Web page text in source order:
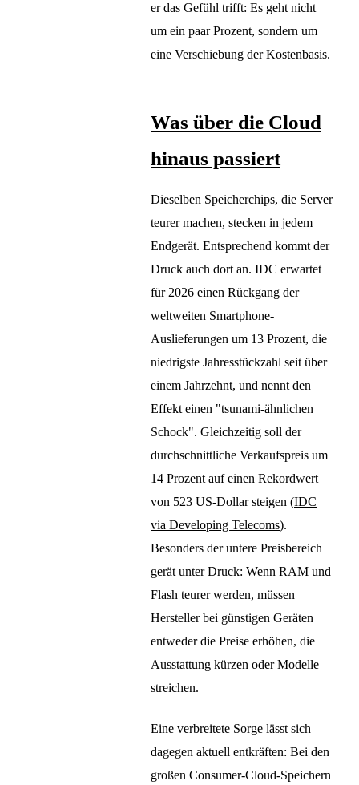
er das Gefühl trifft: Es geht nicht
um ein paar Prozent, sondern um
eine Verschiebung der Kostenbasis.
Was über die Cloud
hinaus passiert
Dieselben Speicherchips, die Server
teurer machen, stecken in jedem
Endgerät. Entsprechend kommt der
Druck auch dort an. IDC erwartet
für 2026 einen Rückgang der
weltweiten Smartphone-
Auslieferungen um 13 Prozent, die
niedrigste Jahresstückzahl seit über
einem Jahrzehnt, und nennt den
Effekt einen "tsunami-ähnlichen
Schock". Gleichzeitig soll der
durchschnittliche Verkaufspreis um
14 Prozent auf einen Rekordwert
von 523 US-Dollar steigen (IDC
via Developing Telecoms).
Besonders der untere Preisbereich
gerät unter Druck: Wenn RAM und
Flash teurer werden, müssen
Hersteller bei günstigen Geräten
entweder die Preise erhöhen, die
Ausstattung kürzen oder Modelle
streichen.
Eine verbreitete Sorge lässt sich
dagegen aktuell entkräften: Bei den
großen Consumer-Cloud-Speichern